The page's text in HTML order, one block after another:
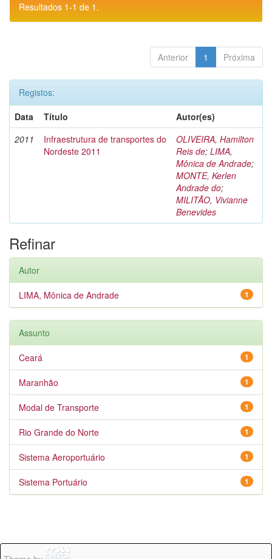
Resultados 1-1 de 1.
Anterior 1 Próxima
Registos:
Data
Título
Autor(es)
2011
Infraestrutura de transportes do
Nordeste 2011
OLIVEIRA, Hamilton
Reis de; LIMA,
Mônica de Andrade;
MONTE, Kerlen
Andrade do;
MILITÃO, Vivianne
Benevides
Refinar
Autor
1
LIMA, Mônica de Andrade
Assunto
1
Ceará
1
Maranhão
1
Modal de Transporte
1
Rio Grande do Norte
1
Sistema Aeroportuário
1
Sistema Portuário